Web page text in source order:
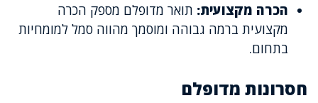
הכרה מקצועית: תואר מדופלם מספק הכרה
מקצועית ברמה גבוהה ומוסמך מהווה סמל למומחיות
בתחום.
חסרונות מדופלם